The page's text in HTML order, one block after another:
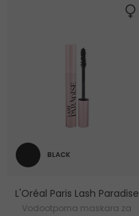
BLACK
L'Oréal Paris Lash Paradise
Vodootporna maskara za